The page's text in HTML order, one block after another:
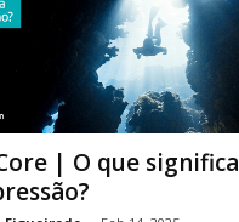
| O que significa